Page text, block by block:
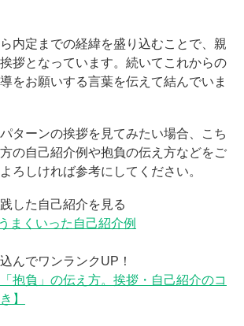
内定までの経緯を盛り込むことで、親
拶となっています。続いてこれからの
をお願いする言葉を伝えて結んでいま
ターンの挨拶を見てみたい場合、こち
の自己紹介例や抱負の伝え方などをご
ろしければ参考にしてください。
した自己紹介を見る
くいった自己紹介例
んでワンランクUP！
抱負」の伝え方。挨拶・自己紹介のコ
】